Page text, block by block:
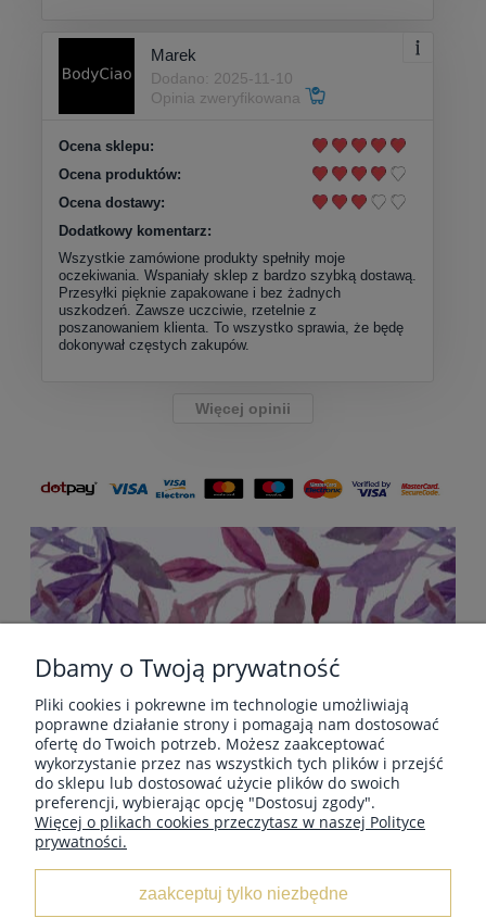
Marek
Dodano: 2025-11-10
Opinia zweryfikowana
Ocena sklepu:
Ocena produktów:
Ocena dostawy:
Dodatkowy komentarz:
Wszystkie zamówione produkty spełniły moje
oczekiwania. Wspaniały sklep z bardzo szybką dostawą.
Przesyłki pięknie zapakowane i bez żadnych
uszkodzeń. Zawsze uczciwie, rzetelnie z
poszanowaniem klienta. To wszystko sprawia, że będę
dokonywał częstych zakupów.
Więcej opinii
POMOC
PŁATNOŚCI I DOSTAWA
INFORMACJE
Dbamy o Twoją prywatność
Pliki cookies i pokrewne im technologie umożliwiają
poprawne działanie strony i pomagają nam dostosować
ofertę do Twoich potrzeb. Możesz zaakceptować
wykorzystanie przez nas wszystkich tych plików i przejść
do sklepu lub dostosować użycie plików do swoich
preferencji, wybierając opcję "Dostosuj zgody".
Więcej o plikach cookies przeczytasz w naszej Polityce
prywatności.
zaakceptuj tylko niezbędne